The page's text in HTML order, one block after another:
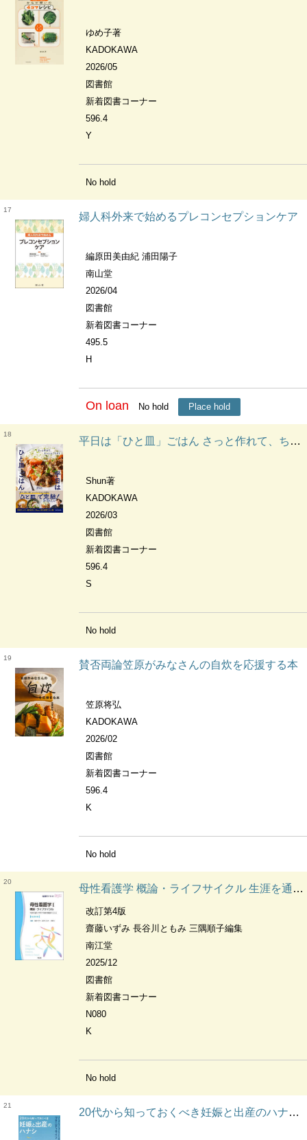
ゆめ子著
KADOKAWA
2026/05
図書館
新着図書コーナー
596.4
Y
No hold
17
婦人科外来で始めるプレコンセプションケア
編原田美由紀 浦田陽子
南山堂
2026/04
図書館
新着図書コーナー
495.5
H
On loan No hold Place hold
18
平日は「ひと皿」ごはん さっと作れて、ちゃんとごちそう
Shun著
KADOKAWA
2026/03
図書館
新着図書コーナー
596.4
S
No hold
19
賛否両論笠原がみなさんの自炊を応援する本
笠原将弘
KADOKAWA
2026/02
図書館
新着図書コーナー
596.4
K
No hold
20
母性看護学 概論・ライフサイクル 生涯を通じた性と生殖の健康を支える 看護学テキストnice
改訂第4版
齋藤いずみ 長谷川ともみ 三隅順子編集
南江堂
2025/12
図書館
新着図書コーナー
N080
K
No hold
21
20代から知っておくべき妊娠と出産のハナシ プレコンセプションケアからはじめるマタニティライフ